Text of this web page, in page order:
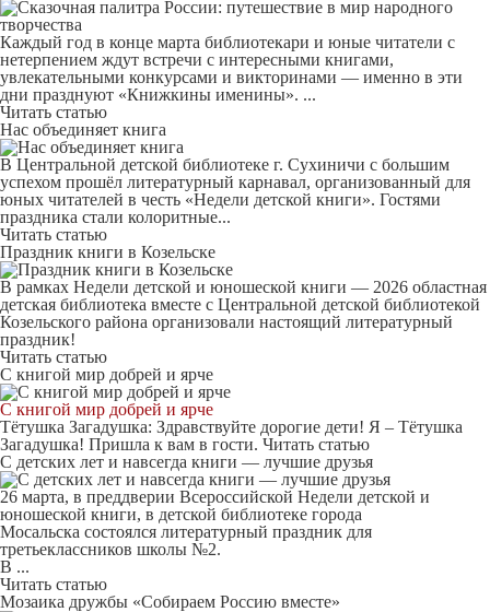
Каждый год в конце марта библиотекари и юные читатели с
нетерпением ждут встречи с интересными книгами,
увлекательными конкурсами и викторинами — именно в эти
дни празднуют «Книжкины именины». ...
Читать статью
Нас объединяет книга
В Центральной детской библиотеке г. Сухиничи с большим
успехом прошёл литературный карнавал, организованный для
юных читателей в честь «Недели детской книги». Гостями
праздника стали колоритные...
Читать статью
Праздник книги в Козельске
В рамках Недели детской и юношеской книги — 2026 областная
детская библиотека вместе с Центральной детской библиотекой
Козельского района организовали настоящий литературный
праздник!
Читать статью
С книгой мир добрей и ярче
С книгой мир добрей и ярче
Тётушка Загадушка: Здравствуйте дорогие дети! Я – Тётушка
Загадушка! Пришла к вам в гости. Читать статью
С детских лет и навсегда книги — лучшие друзья
26 марта, в преддверии Всероссийской Недели детской и
юношеской книги, в детской библиотеке города
Мосальска состоялся литературный праздник для
третьеклассников школы №2.
В ...
Читать статью
Мозаика дружбы «Собираем Россию вместе»